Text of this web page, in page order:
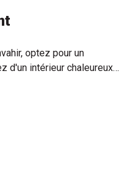
optez pour un
d'un intérieur chaleureux
froide. Compacts,
de nombreux avantages.